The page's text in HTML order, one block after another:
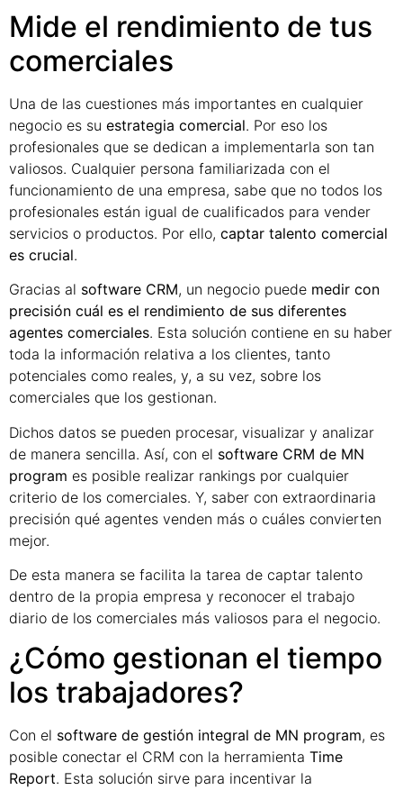
Mide el rendimiento de tus
comerciales
Una de las cuestiones más importantes en cualquier
negocio es su estrategia comercial. Por eso los
profesionales que se dedican a implementarla son tan
valiosos. Cualquier persona familiarizada con el
funcionamiento de una empresa, sabe que no todos los
profesionales están igual de cualificados para vender
servicios o productos. Por ello, captar talento comercial
es crucial.
Gracias al software CRM, un negocio puede medir con
precisión cuál es el rendimiento de sus diferentes
agentes comerciales. Esta solución contiene en su haber
toda la información relativa a los clientes, tanto
potenciales como reales, y, a su vez, sobre los
comerciales que los gestionan.
Dichos datos se pueden procesar, visualizar y analizar
de manera sencilla. Así, con el software CRM de MN
program es posible realizar rankings por cualquier
criterio de los comerciales. Y, saber con extraordinaria
precisión qué agentes venden más o cuáles convierten
mejor.
De esta manera se facilita la tarea de captar talento
dentro de la propia empresa y reconocer el trabajo
diario de los comerciales más valiosos para el negocio.
¿Cómo gestionan el tiempo
los trabajadores?
Con el software de gestión integral de MN program, es
posible conectar el CRM con la herramienta Time
Report. Esta solución sirve para incentivar la